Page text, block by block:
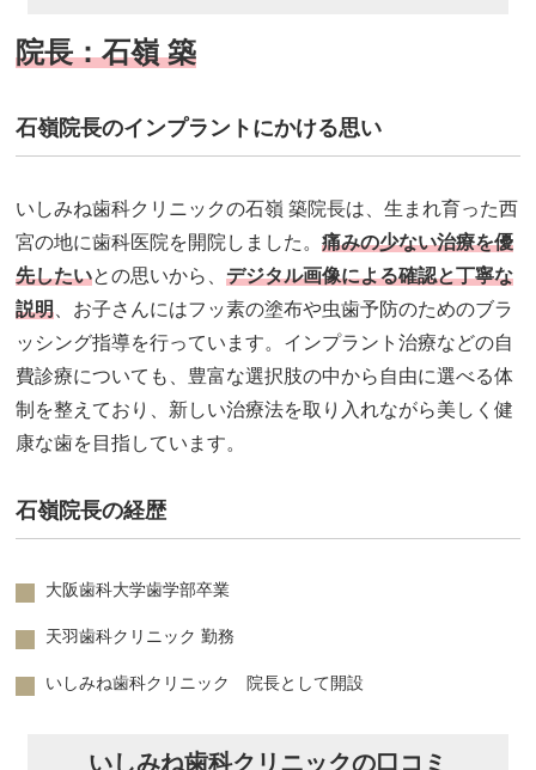
院長：石嶺 築
石嶺院長のインプラントにかける思い
いしみね歯科クリニックの石嶺 築院長は、生まれ育った西
宮の地に歯科医院を開院しました。痛みの少ない治療を優
先したいとの思いから、デジタル画像による確認と丁寧な
説明 、お子さんにはフッ素の塗布や虫歯予防のためのブラ
ッシング指導を行っています。インプラント治療などの自
費診療についても、豊富な選択肢の中から自由に選べる体
制を整えており、新しい治療法を取り入れながら美しく健
康な歯を目指しています。
石嶺院長の経歴
大阪歯科大学歯学部卒業
天羽歯科クリニック 勤務
いしみね歯科クリニック 院長として開設
いしみね歯科クリニックの口コミ